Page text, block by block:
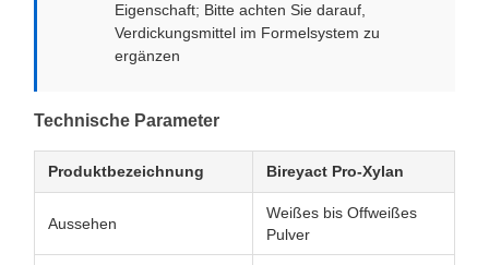
Eigenschaft; Bitte achten Sie darauf,
Verdickungsmittel im Formelsystem zu
ergänzen
Technische Parameter
Produktbezeichnung Bireyact Pro-Xylan
Aussehen
Weißes bis Offweißes
Pulver